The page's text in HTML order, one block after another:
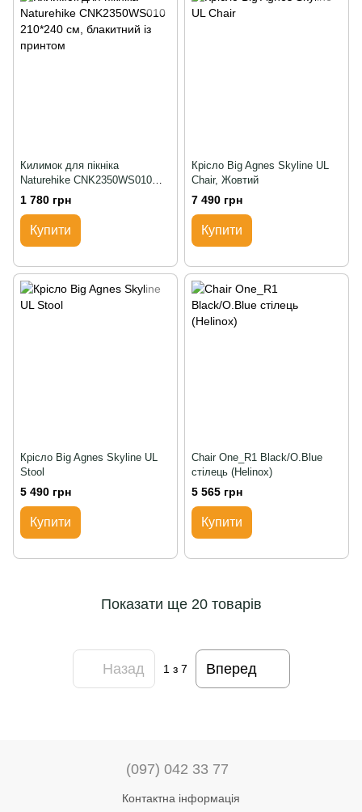
Килимок для пікніка
Naturehike CNK2350WS010
210*240 см, блакитний із
принтом
1 780 грн
Купити
Крісло Big Agnes Skyline UL
Chair, Жовтий
7 490 грн
Купити
Крісло Big Agnes Skyline UL
Stool
5 490 грн
Купити
Chair One_R1 Black/O.Blue
стілець (Helinox)
5 565 грн
Купити
Показати ще 20 товарів
Назад 1з 7 Вперед
(097) 042 33 77
Контактна інформація